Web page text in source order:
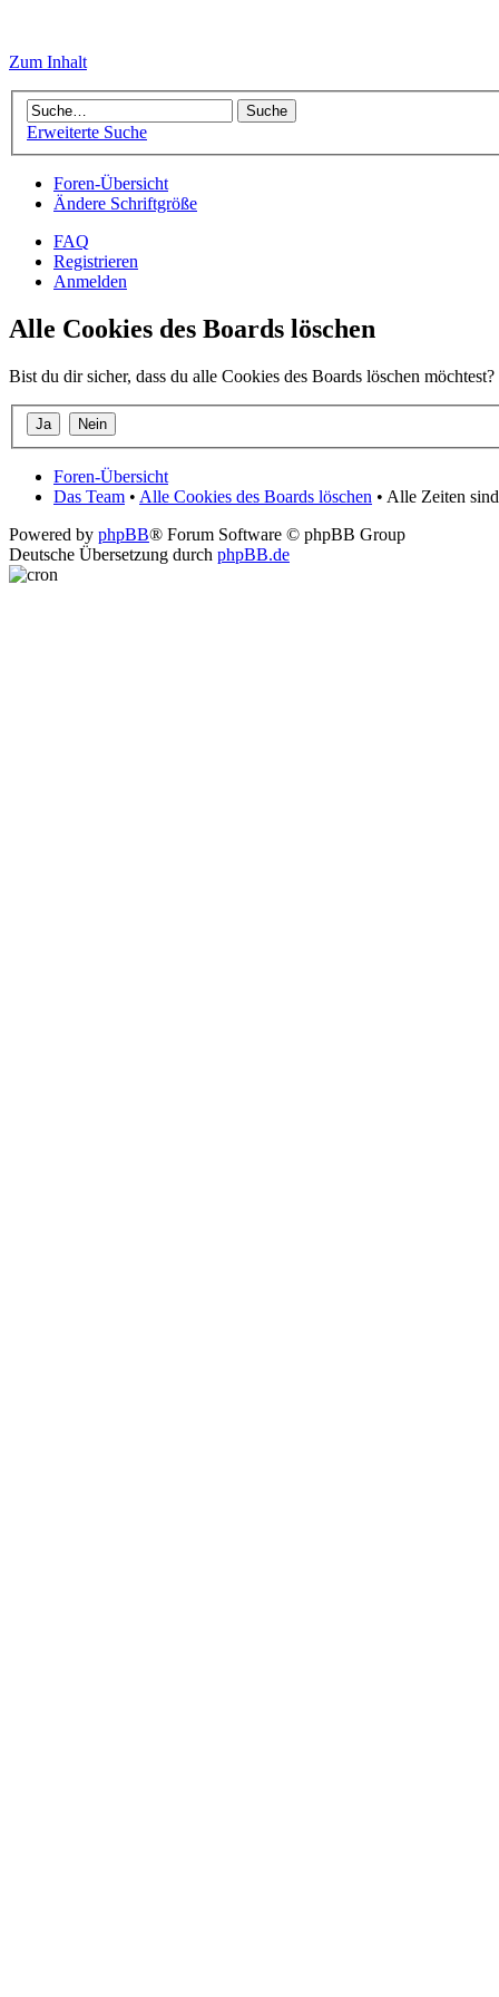
Zum Inhalt
Erweiterte Suche
Foren-Übersicht
Ändere Schriftgröße
FAQ
Registrieren
Anmelden
Alle Cookies des Boards löschen
Bist du dir sicher, dass du alle Cookies des Boards löschen möchtest?
Foren-Übersicht
Das Team • Alle Cookies des Boards löschen • Alle Zeiten
Powered by phpBB® Forum Software © phpBB Group
Deutsche Übersetzung durch phpBB.de